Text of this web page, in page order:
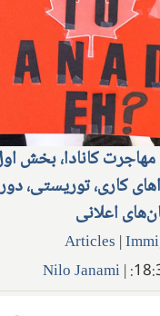
کاری، توریستی،
اعلانی
Articles |
|
Nilo Janami